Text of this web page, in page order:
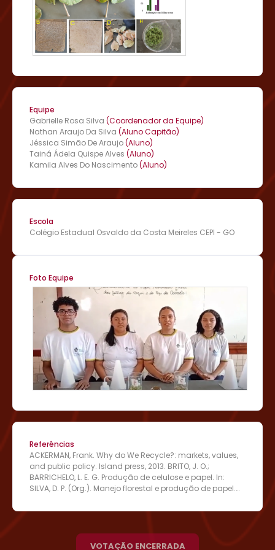
folhas de papel reciclado. Os resultados indicaram que
a celulose extraída das folhas de pequi e caju-do-
cerrado apresentou um rendimento menor em
comparação ao eucalipto, uma espécie amplamente
utilizada pela indústria de papel, que possui um teor de
desenvolver produtos sustentáveis com recursos
naturais locais, promovendo a conscientização sobre a
biodiversidade e a conservação do Cerrado. O uso
dessas plantas pode representar uma alternativa
inovadora, apesar dos desafios, para iniciativas que
busquem valorizar a flora nativa e incorporar práticas
Equipe
Gabrielle Rosa Silva (Coordenador da Equipe)
Nathan Araujo Da Silva (Aluno Capitão)
Jéssica Simão De Araujo(Aluno)
Tainá Ádela Quispe Alves (Aluno)
Kamila Alves Do Nascimento(Aluno)
Escola
Colégio Estadual Osvaldo da Costa Meireles CEPI - GO
Foto Equipe
Referências
ACKERMAN, Frank. Why do We Recycle?: markets, values,
and public policy. Island press, 2013. BRITO, J. O.;
BARRICHELO, L. E. G. Produção de celulose e papel. In:
SILVA, D. P. (Org.). Manejo florestal e produção de papel.
Graciene de Souza et al. Higroscopicidade de sementes
Tropical, v. 42, p. 437-445, 2012. HON, D. N. S. Cellulose:
Chemistry and technology. New York: CRC Press, 1994.
VOTAÇÃO ENCERRADA